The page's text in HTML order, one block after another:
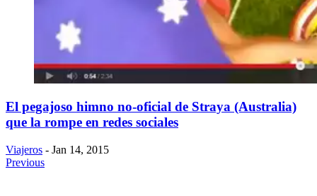
El pegajoso himno no-oficial de Straya (Australia)
que la rompe en redes sociales
Viajeros - Jan 14, 2015
Previous